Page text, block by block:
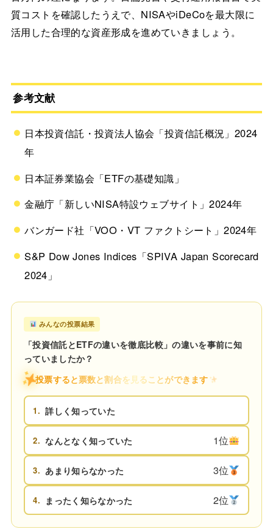
質コストを確認したうえで、NISAやiDeCoを最大限に
活用した合理的な資産形成を進めていきましょう。
参考文献
日本投資信託・投資法人協会「投資信託概況」2024
年
日本証券業協会「ETFの基礎知識」
金融庁「新しいNISA特設ウェブサイト」2024年
バンガード社「VOO・VT ファクトシート」2024年
S&P Dow Jones Indices「SPIVA Japan Scorecard
2024」
みんなの投票結果
「投資信託とETFの違いを徹底比較」の違いを事前に知
っていましたか？
投票すると票数と割合を見ることができます
1. 詳しく知っていた
2. なんとなく知っていた 1位
3. あまり知らなかった 3位
4. まったく知らなかった 2位